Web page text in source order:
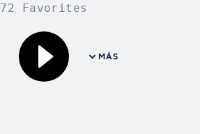
72 Favorites
MÁS